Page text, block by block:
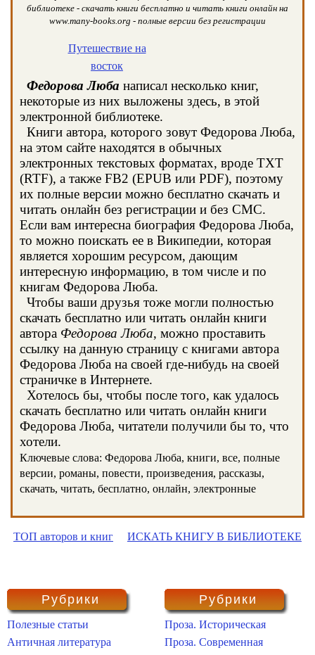
библиотеке - скачать книги бесплатно и читать книги онлайн на
www.many-books.org - полные версии без регистрации
Путешествие на
восток
Федорова Люба написал несколько книг,
некоторые из них выложены здесь, в этой
электронной библиотеке.
Книги автора, которого зовут Федорова Люба,
на этом сайте находятся в обычных
электронных текстовых форматах, вроде TXT
(RTF), а также FB2 (EPUB или PDF), поэтому
их полные версии можно бесплатно скачать и
читать онлайн без регистрации и без СМС.
Если вам интересна биография Федорова Люба,
то можно поискать ее в Википедии, которая
является хорошим ресурсом, дающим
интересную информацию, в том числе и по
книгам Федорова Люба.
Чтобы ваши друзья тоже могли полностью
скачать бесплатно или читать онлайн книги
автора Федорова Люба, можно проставить
ссылку на данную страницу с книгами автора
Федорова Люба на своей где-нибудь на своей
страничке в Интернете.
Хотелось бы, чтобы после того, как удалось
скачать бесплатно или читать онлайн книги
Федорова Люба, читатели получили бы то, что
хотели.
Ключевые слова: Федорова Люба, книги, все, полные
версии, романы, повести, произведения, рассказы,
скачать, читать, бесплатно, онлайн, электронные
ТОП авторов и книг ИСКАТЬ КНИГУ В БИБЛИОТЕКЕ
Рубрики
Полезные статьи
Античная литература
Рубрики
Проза. Историческая
Проза. Современная